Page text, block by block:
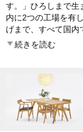
す。」ひろしまで生
内に2つの工場を有
げまで、すべて国内
り、一生涯を通して
デザイン、技術、
えた “浜本工芸の
続きを読む